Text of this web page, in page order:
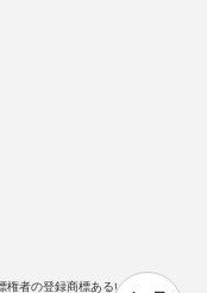
権者の登録商標あるいは商標で